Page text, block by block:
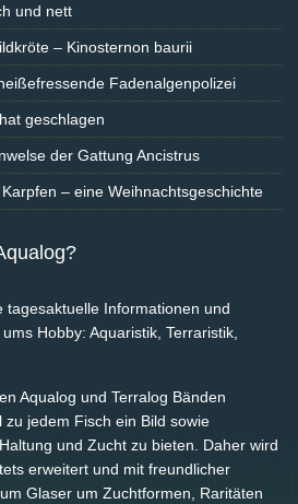
und nett
– Kinosternon baurii
Fadenalgenpolizei
geschlagen
der Gattung Ancistrus
– eine Weihnachtsgeschichte
tagesaktuelle Informationen und
Hobby: Aquaristik, Terraristik,
Aqualog und Terralog Bänden
jedem Fisch ein Bild sowie
und Zucht zu bieten. Daher wird
erweitert und mit freundlicher
Glaser um Zuchtformen, Raritäten